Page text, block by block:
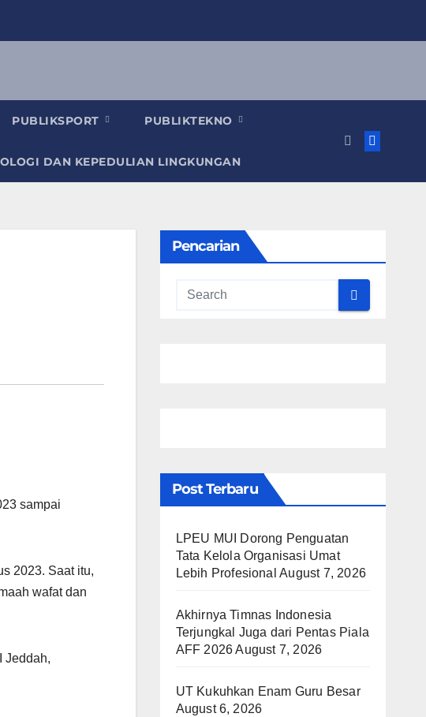
PUBLIKSPORT PUBLIKTEKNO
DAN KEPEDULIAN LINGKUNGAN
sampai
2023. Saat itu,
wafat dan
Jeddah,
Pencarian
Post Terbaru
LPEU MUI Dorong Penguatan
Tata Kelola Organisasi Umat
Lebih Profesional August 7, 2026
Akhirnya Timnas Indonesia
Terjungkal Juga dari Pentas Piala
AFF 2026August 7, 2026
UT Kukuhkan Enam Guru Besar
August 6, 2026